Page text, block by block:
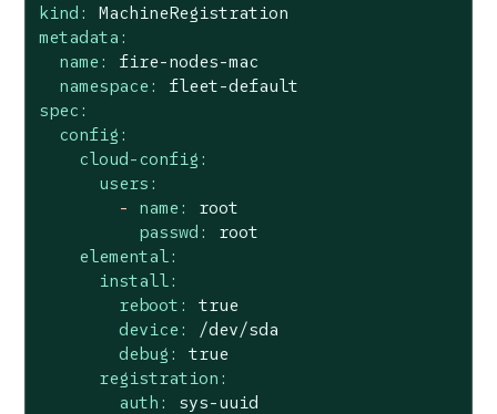
kind:
MachineRegistration
metadata:
name:
fire-nodes-mac
namespace:
fleet-default
spec:
config:
cloud-config:
users:
-
name:
root
passwd:
root
elemental:
install:
reboot:
true
device:
/dev/sda
debug:
true
registration:
auth:
sys-uuid